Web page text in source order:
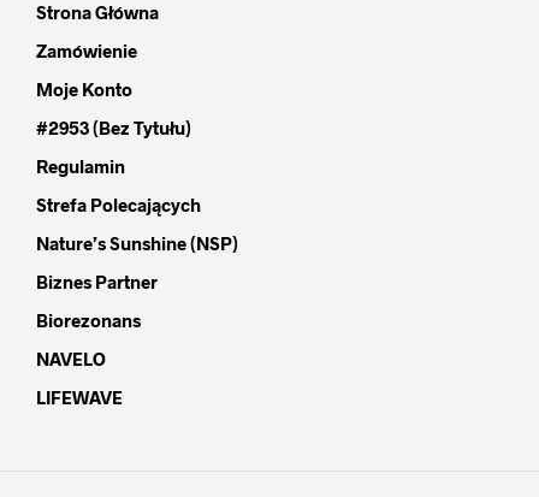
Strona Główna
Zamówienie
Moje Konto
#2953 (bez Tytułu)
Regulamin
Strefa Polecających
Nature’s Sunshine (NSP)
Biznes Partner
Biorezonans
NAVELO
LIFEWAVE